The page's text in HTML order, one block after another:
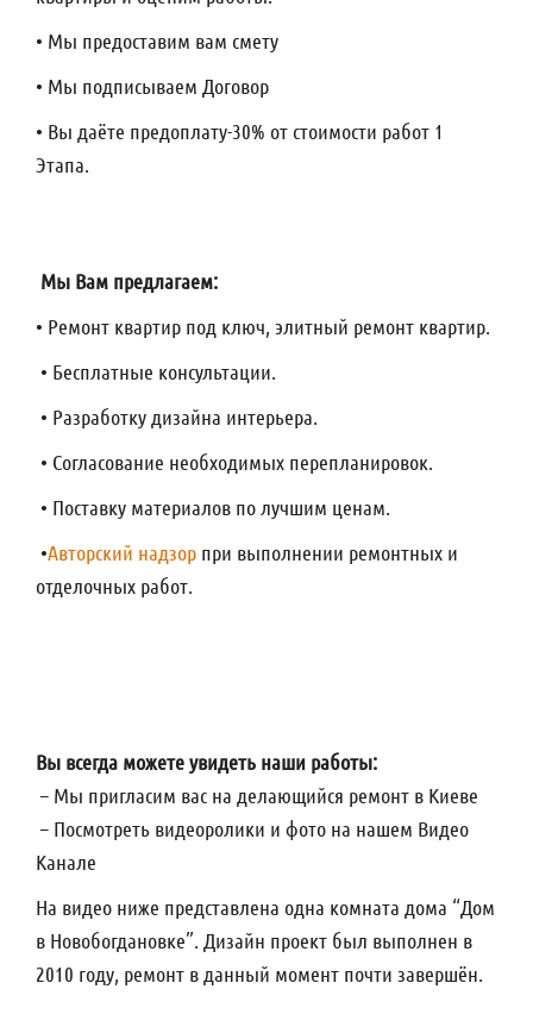
• Мы предоставим вам смету
• Мы подписываем Договор
• Вы даёте предоплату-30% от стоимости работ 1
Этапа.
Мы Вам предлагаем:
• Ремонт квартир под ключ, элитный ремонт квартир.
• Бесплатные консультации.
• Разработку дизайна интерьера.
• Согласование необходимых перепланировок.
• Поставку материалов по лучшим ценам.
•Авторский надзор при выполнении ремонтных и
отделочных работ.
Вы всегда можете увидеть наши работы:
– Мы пригласим вас на делающийся ремонт в Киеве
– Посмотреть видеоролики и фото на нашем Видео
Канале
На видео ниже представлена одна комната дома “Дом
в Новобогдановке”. Дизайн проект был выполнен в
2010 году, ремонт в данный момент почти завершён.